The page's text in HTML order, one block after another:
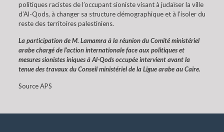
politiques racistes de l’occupant sioniste visant à judaïser la ville
d’Al-Qods, à changer sa structure démographique et à l’isoler du
reste des territoires palestiniens.
La participation de M. Lamamra à la réunion du Comité ministériel
arabe chargé de l’action internationale face aux politiques et
mesures sionistes iniques à Al-Qods occupée intervient avant la
tenue des travaux du Conseil ministériel de la Ligue arabe au Caire.
Source APS